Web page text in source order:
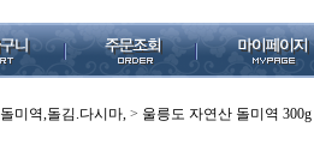
돌미역,돌김.다시마, > 울릉도 자연산 돌미역 300g